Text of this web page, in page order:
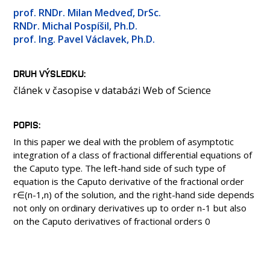
MÉDIA
KONFERENCE A SOUTĚŽE
prof. RNDr. Milan Medveď, DrSc.
RNDr. Michal Pospíšil, Ph.D.
prof. Ing. Pavel Václavek, Ph.D.
DRUH VÝSLEDKU
článek v časopise v databázi Web of Science
POPIS
In this paper we deal with the problem of asymptotic
integration of a class of fractional differential equations of
the Caputo type. The left-hand side of such type of
equation is the Caputo derivative of the fractional order
r∈(n-1,n) of the solution, and the right-hand side depends
not only on ordinary derivatives up to order n-1 but also
on the Caputo derivatives of fractional orders 0